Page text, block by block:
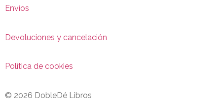
Envíos
Devoluciones y cancelación
Política de cookies
© 2026 DobleDé Libros